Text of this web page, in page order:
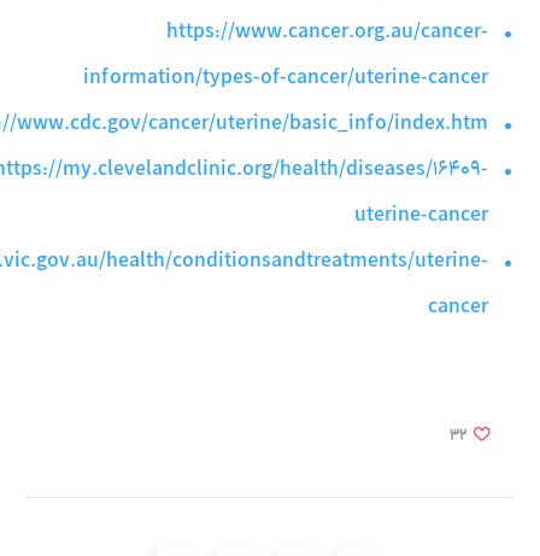
https://www.cancer.org.au/cancer-
information/types-of-cancer/uterine-cancer
www.cdc.gov/cancer/uterine/basic_info/index.htm
my.clevelandclinic.org/health/diseases/16409-
uterine-cancer
health/conditionsandtreatments/uterine-
cancer
32